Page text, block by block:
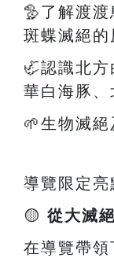
🦤了解渡
斑蝶滅絕的
🦏認識北方
華白海豚
🌱生物滅
導覽限定亮
🟡 從大滅
在導覽帶領